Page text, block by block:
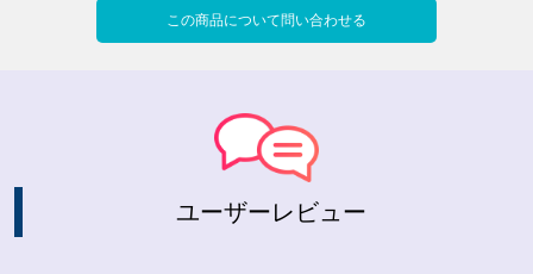
この商品について問い合わせる
ユーザーレビュー